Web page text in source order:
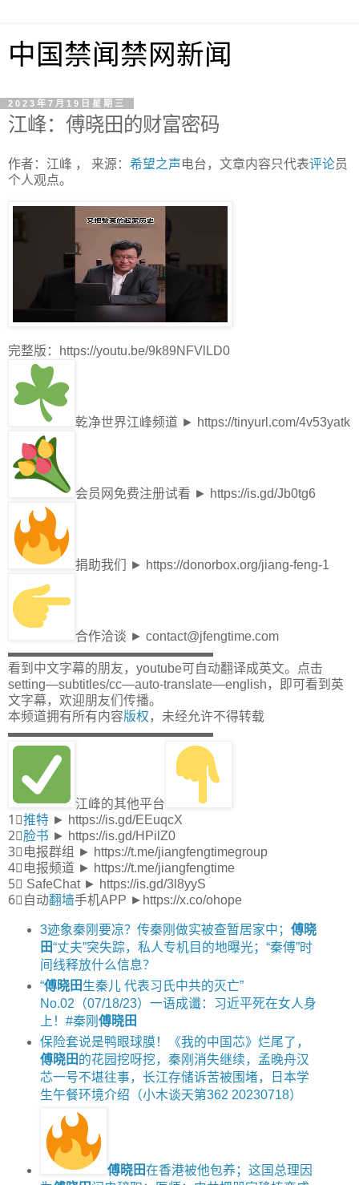
中国禁闻禁网新闻
2023年7月19日星期三
江峰：傅晓田的财富密码
作者：江峰 ， 来源： 希望之声电台，文章内容只代表评论员
个人观点。
完整版：https://youtu.be/9k89NFVlLD0
乾净世界江峰频道 ► https://tinyurl.com/4v53yatk
会员网免费注册试看 ► https://is.gd/Jb0tg6
捐助我们 ► https://donorbox.org/jiang-feng-1
合作洽谈 ► contact@jfengtime.com
▬▬▬▬▬▬▬▬▬▬▬▬▬▬▬▬
看到中文字幕的朋友，youtube可自动翻译成英文。点击
setting—subtitles/cc—auto-translate—english，即可看到英
文字幕，欢迎朋友们传播。
本频道拥有所有内容版权，未经允许不得转载
▬▬▬▬▬▬▬▬▬▬▬▬▬▬▬▬
江峰的其他平台
1⃣推特 ► https://is.gd/EEuqcX
2⃣脸书 ► https://is.gd/HPilZ0
3⃣电报群组 ► https://t.me/jiangfengtimegroup
4⃣电报频道 ► https://t.me/jiangfengtime
5⃣ SafeChat ► https://is.gd/3l8yyS
6⃣自动翻墙手机APP ►https://x.co/ohope
3迹象秦刚要凉？传秦刚做实被查暂居家中； 傅晓
田“丈夫”突失踪，私人专机目的地曝光；“秦傅”时
间线释放什么信息？
“傅晓田生秦儿 代表习氏中共的灭亡”
No.02（07/18/23）一语成谶：习近平死在女人身
上！#秦刚 傅晓田
保险套说是鸭眼球膜！《我的中国芯》烂尾了，
傅晓田的花园挖呀挖，秦刚消失继续，孟晚舟汉
芯一号不堪往事，长江存储诉苦被围堵，日本学
生午餐环境介绍（小木谈天第362 20230718）
傅晓田在香港被他包养；这国总理因